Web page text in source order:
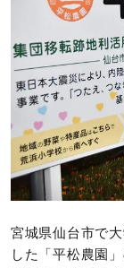
宮城県仙台市で
した「平松農園